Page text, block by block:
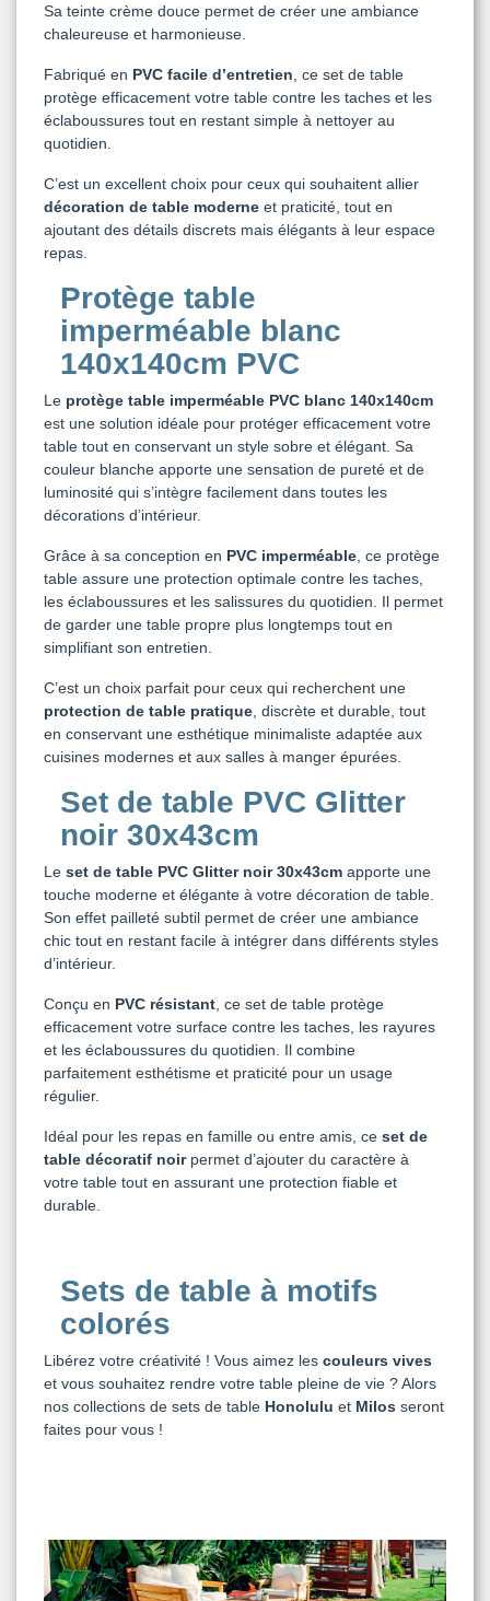
Sa teinte crème douce permet de créer une ambiance
chaleureuse et harmonieuse.
Fabriqué en PVC facile d’entretien , ce set de table
protège efficacement votre table contre les taches et les
éclaboussures tout en restant simple à nettoyer au
quotidien.
C’est un excellent choix pour ceux qui souhaitent allier
décoration de table moderne et praticité, tout en
ajoutant des détails discrets mais élégants à leur espace
repas.
Protège table
imperméable blanc
140x140cm PVC
Le protège table imperméable PVC blanc 140x140cm
est une solution idéale pour protéger efficacement votre
table tout en conservant un style sobre et élégant. Sa
couleur blanche apporte une sensation de pureté et de
luminosité qui s’intègre facilement dans toutes les
décorations d’intérieur.
Grâce à sa conception en PVC imperméable , ce protège
table assure une protection optimale contre les taches,
les éclaboussures et les salissures du quotidien. Il permet
de garder une table propre plus longtemps tout en
simplifiant son entretien.
C’est un choix parfait pour ceux qui recherchent une
protection de table pratique , discrète et durable, tout
en conservant une esthétique minimaliste adaptée aux
cuisines modernes et aux salles à manger épurées.
Set de table PVC Glitter
noir 30x43cm
Le set de table PVC Glitter noir 30x43cm apporte une
touche moderne et élégante à votre décoration de table.
Son effet pailleté subtil permet de créer une ambiance
chic tout en restant facile à intégrer dans différents styles
d’intérieur.
Conçu en PVC résistant , ce set de table protège
efficacement votre surface contre les taches, les rayures
et les éclaboussures du quotidien. Il combine
parfaitement esthétisme et praticité pour un usage
régulier.
Idéal pour les repas en famille ou entre amis, ce set de
table décoratif noirpermet d’ajouter du caractère à
votre table tout en assurant une protection fiable et
durable.
Sets de table à motifs
colorés
Libérez votre créativité ! Vous aimez les couleurs vives
et vous souhaitez rendre votre table pleine de vie ? Alors
nos collections de sets de table Honolulu et Milos seront
faites pour vous !